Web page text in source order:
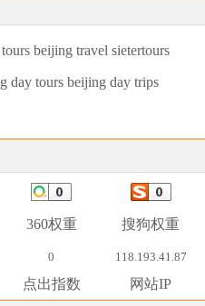
beijing travel sietertours
day tours beijing day trips
360权重 搜狗权重
0
点出指数
118.193.41.87
网站IP